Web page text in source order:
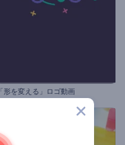
「形を変える」ロゴ動画